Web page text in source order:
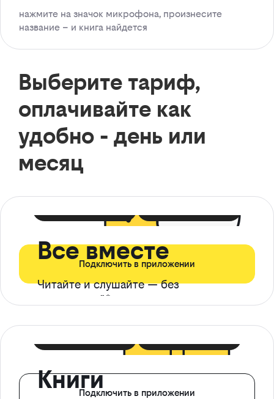
нажмите на значок микрофона, произнесите
название – и книга найдется
Выберите тариф,
оплачивайте как
удобно - день или
месяц
Все вместе
Читайте и слушайте — без
ограничений*
Подключить в приложении
КнигиПодключить в приложении